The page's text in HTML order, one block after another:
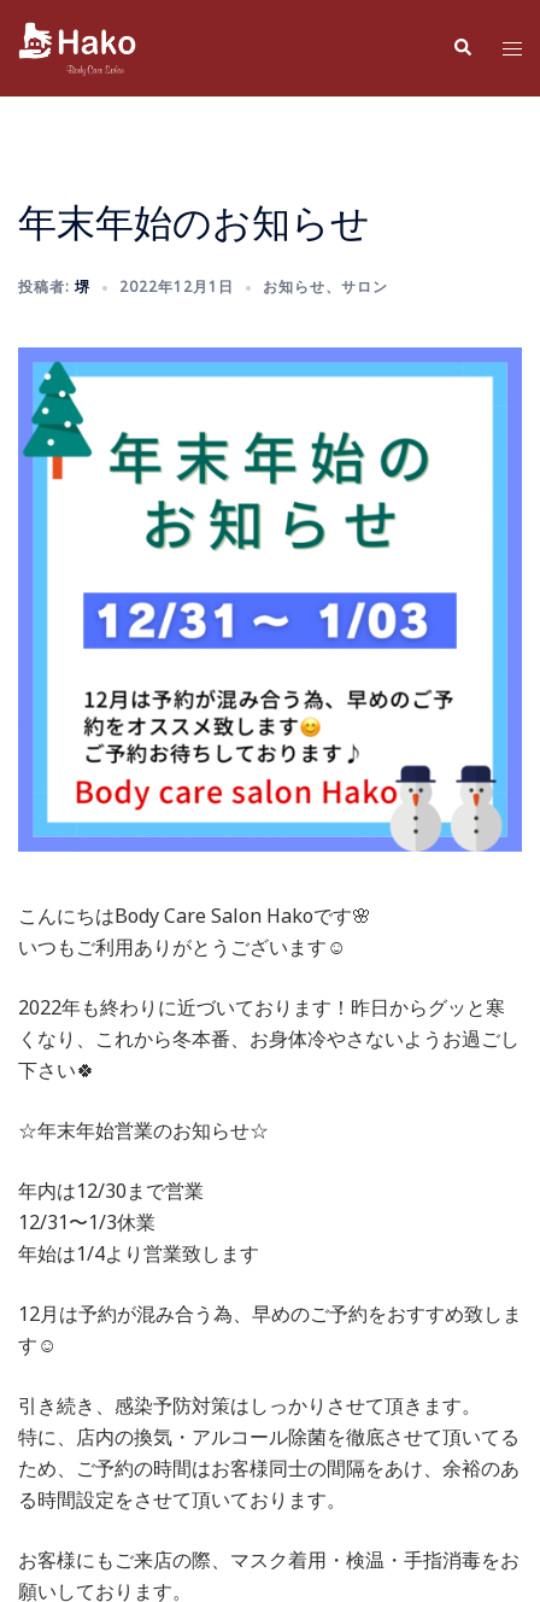
検
索
ト
年末年始のお知らせ
投稿者: 堺 2022年12月1日 お知らせ、 サロン
こんにちはBody Care Salon Hakoです🌸
いつもご利用ありがとうございます☺️
2022年も終わりに近づいております！昨日からグッと寒
くなり、これから冬本番、お身体冷やさないようお過ごし
下さい🍀
☆年末年始営業のお知らせ☆
年内は12/30まで営業
12/31〜1/3休業
年始は1/4より営業致します
12月は予約が混み合う為、早めのご予約をおすすめ致しま
す☺️
引き続き、感染予防対策はしっかりさせて頂きます。
特に、店内の換気・アルコール除菌を徹底させて頂いてる
ため、ご予約の時間はお客様同士の間隔をあけ、余裕のあ
る時間設定をさせて頂いております。
お客様にもご来店の際、マスク着用・検温・手指消毒をお
願いしております。